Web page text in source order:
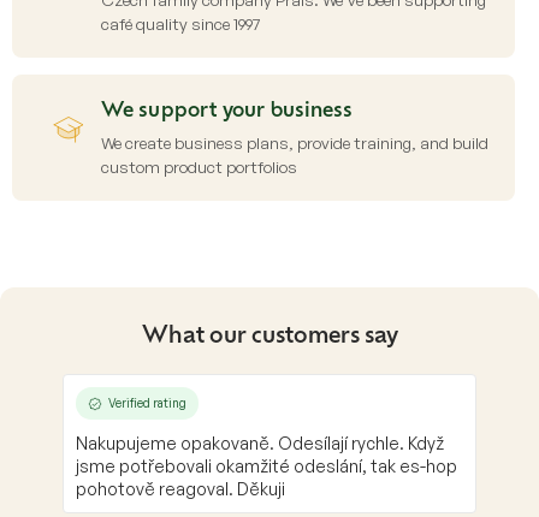
café quality since 1997
We support your business
We create business plans, provide training, and build
custom product portfolios
What our customers say
Verified rating
Nakupujeme opakovaně. Odesílají rychle. Když
jsme potřebovali okamžité odeslání, tak es-hop
pohotově reagoval. Děkuji